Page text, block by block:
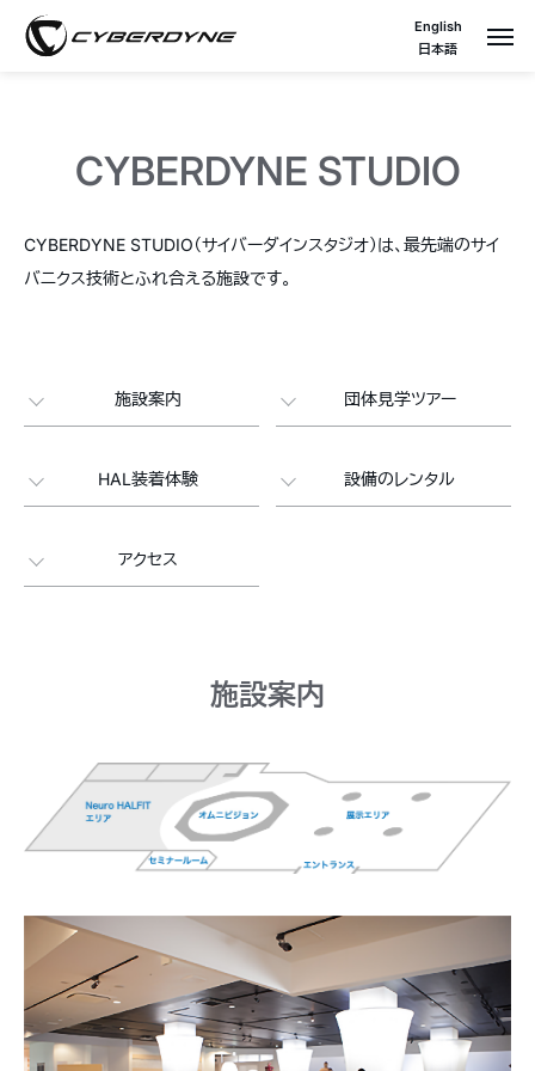
English
日本語
CYBERDYNE STUDIO
CYBERDYNE STUDIO（サイバーダインスタジオ）は、最先端のサイ
バニクス技術とふれ合える施設です。
施設案内 団体見学ツアー
HAL装着体験 設備のレンタル
アクセス
施設案内